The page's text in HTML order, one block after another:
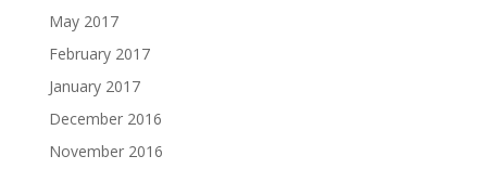
May 2017
February 2017
January 2017
December 2016
November 2016